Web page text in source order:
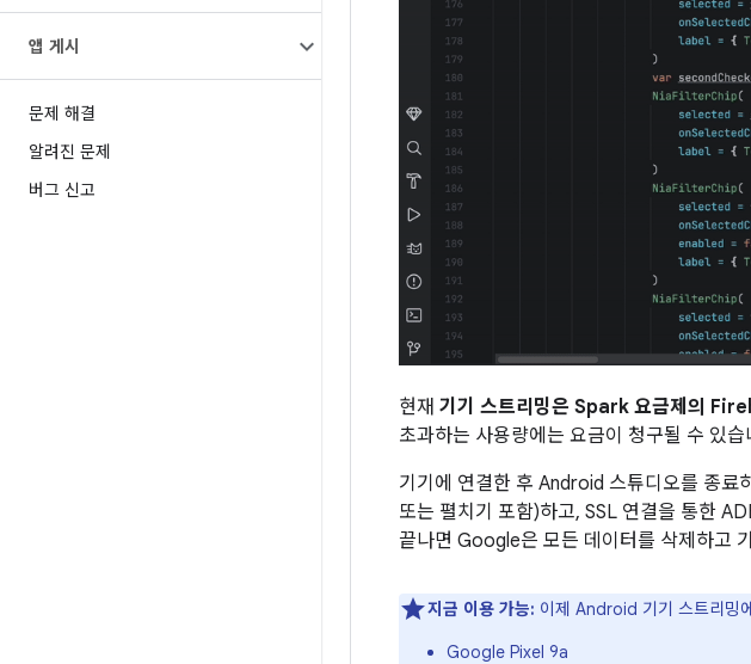
앱 게시
문제 해결
알려진 문제
버그 신고
현재 기기 스트리밍은 Spark 요금제의
초과하는 사용량에는 요금이 청구될 수 있
기기에 연결한 후 Android 스튜디오를 종료
또는 펼치기 포함)하고, SSL 연결을 통한
끝나면 Google은 모든 데이터를 삭제하고
지금 이용 가능: 이제 Android 기기 스트리밍
Google Pixel 9a